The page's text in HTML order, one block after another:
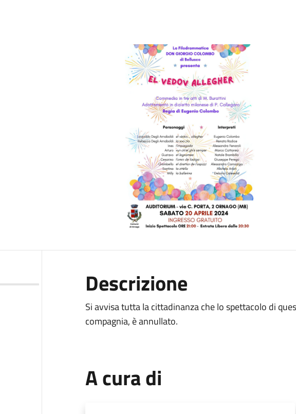
Descrizione
Si avvisa tutta la cittadinanza che lo spettacolo di
compagnia, è annullato.
A cura di